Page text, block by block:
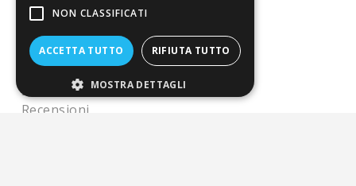
4,7/5
Eccellente
3.818
Recensioni
NON CLASSIFICATI
ACCETTA TUTTO RIFIUTA TUTTO
MOSTRA DETTAGLI